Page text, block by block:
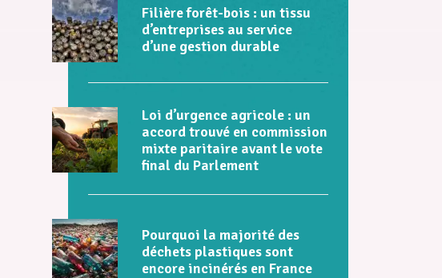
Filière forêt-bois : un tissu
d’entreprises au service
d’une gestion durable
Loi d’urgence agricole : un
accord trouvé en commission
mixte paritaire avant le vote
final du Parlement
Pourquoi la majorité des
déchets plastiques sont
encore incinérés en France